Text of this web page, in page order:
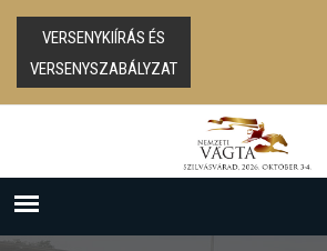
VERSENYKIÍRÁS ÉS
VERSENYSZABÁLYZAT